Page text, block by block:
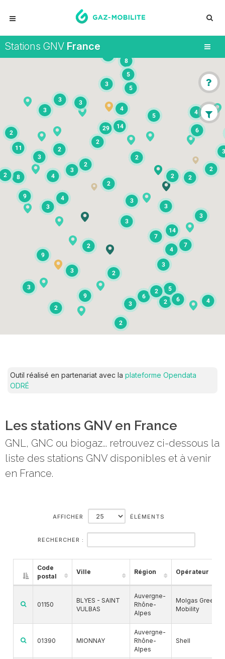
Stations GNV France
9
6
7
8
29
3
3
14
4
2
6
3
8
4
7
9
5
9
2
11
2
2
2
6
2
14
3
4
5
2
3
3
3
3
2
4
3
2
3
3
4
5
3 3
2
2
3
3
2
2
3
2
2
5
4
2
Outil réalisé en partenariat avec la plateforme Opendata
ODRÉ
Les stations GNV en France
GNL, GNC ou biogaz... retrouvez ci-dessous la
liste des stations GNV disponibles et à venir
en France.
AFFICHER ÉLÉMENTS
RECHERCHER :
Code
postal
Ville Région Opérateur
01150
BLYES - SAINT
VULBAS
Auvergne-
Rhône-
Alpes
Molgas Green
Mobility
01390 MIONNAY
Auvergne-
Rhône-
Alpes
Shell